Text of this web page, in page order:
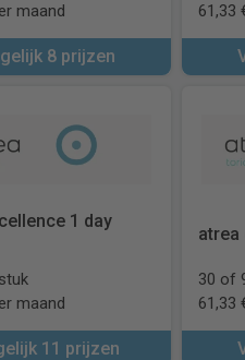
maand
8 prijzen
61,33
1 day
maand
11 prijzen
atrea
30 of
61,33